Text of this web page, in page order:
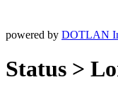
powered by DOTLAN
Status >